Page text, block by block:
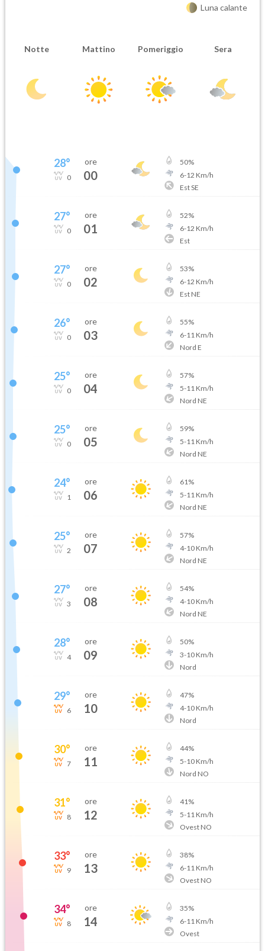
Luna calante
Notte Mattino Pomeriggio Sera
28°
0
ore
00
50%
6-12 Km/h
Est SE
27°
0
ore
01
52%
6-12 Km/h
Est
27°
0
ore
02
53%
6-12 Km/h
Est NE
26°
0
ore
03
55%
6-11 Km/h
Nord E
25°
0
ore
04
57%
5-11 Km/h
Nord NE
25°
0
ore
05
59%
5-11 Km/h
Nord NE
24°
1
ore
06
61%
5-11 Km/h
Nord NE
25°
2
ore
07
57%
4-10Km/h
Nord NE
27°
3
ore
08
54%
4-10Km/h
Nord NE
28°
4
ore
09
50%
3-10Km/h
Nord
29°
6
ore
10
47%
4-10Km/h
Nord
30°
7
ore
11
44%
5-10Km/h
Nord NO
31°
8
ore
12
41%
5-11 Km/h
Ovest NO
33°
9
ore
13
38%
6-11 Km/h
Ovest NO
34°
8
ore
14
35%
6-11 Km/h
Ovest